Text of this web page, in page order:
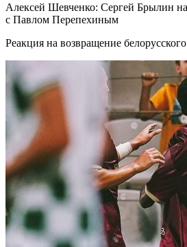
Алексей Шевченко: Сергей Брылин
с Павлом Перепехиным
Реакция на возвращение